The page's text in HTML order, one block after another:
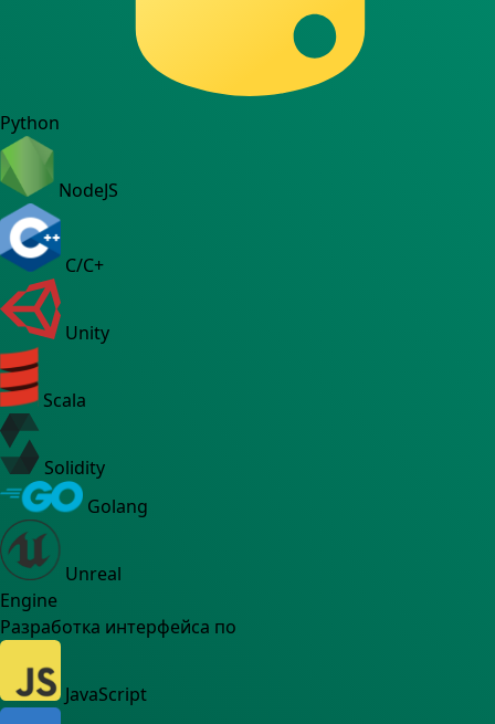
Python
NodeJS
C/C+
Unity
Scala
Solidity
Golang
Unreal
Engine
Разработка интерфейса по
JavaScript